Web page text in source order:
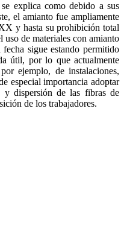
explica como debido a sus
el amianto fue ampliamente
y hasta su prohibición total
de materiales con amianto
sigue estando permitido
útil, por lo que actualmente
ejemplo, de instalaciones,
especial importancia adoptar
y dispersión de las fibras de
de los trabajadores.